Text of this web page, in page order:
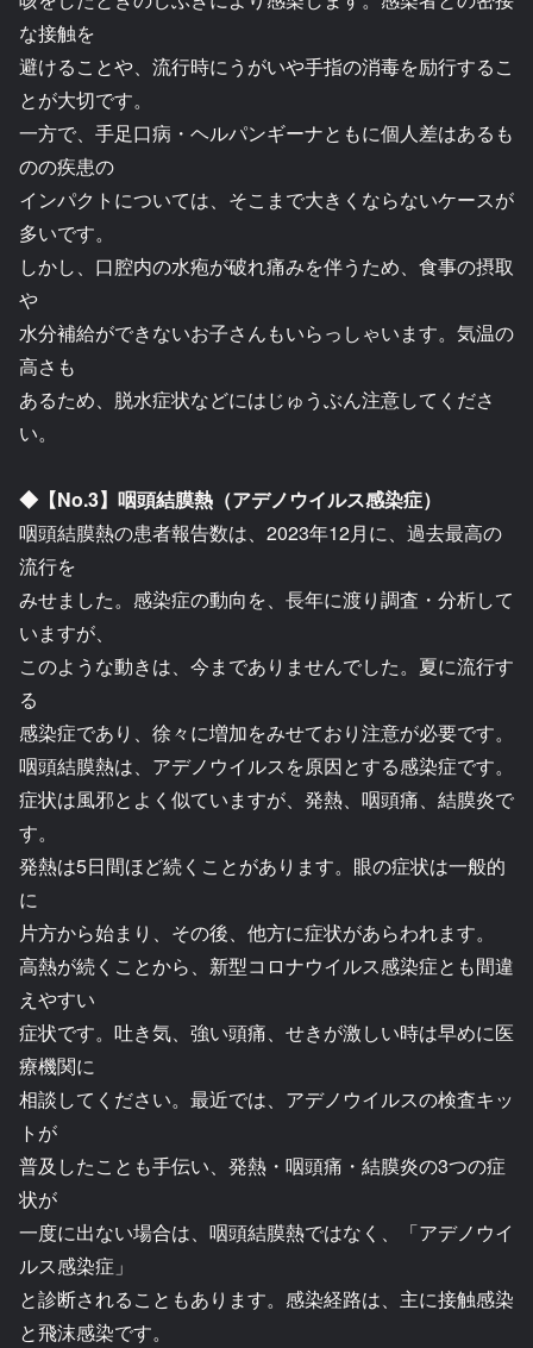
な接触を
避けることや、流行時にうがいや手指の消毒を励行するこ
とが大切です。
一方で、手足口病・ヘルパンギーナともに個人差はあるも
のの疾患の
インパクトについては、そこまで大きくならないケースが
多いです。
しかし、口腔内の水疱が破れ痛みを伴うため、食事の摂取
や
水分補給ができないお子さんもいらっしゃいます。気温の
高さも
あるため、脱水症状などにはじゅうぶん注意してくださ
い。
◆【No.3】咽頭結膜熱（アデノウイルス感染症）
咽頭結膜熱の患者報告数は、2023年12月に、過去最高の
流行を
みせました。感染症の動向を、長年に渡り調査・分析して
いますが、
このような動きは、今までありませんでした。夏に流行す
る
感染症であり、徐々に増加をみせており注意が必要です。
咽頭結膜熱は、アデノウイルスを原因とする感染症です。
症状は風邪とよく似ていますが、発熱、咽頭痛、結膜炎で
す。
発熱は5日間ほど続くことがあります。眼の症状は一般的
に
片方から始まり、その後、他方に症状があらわれます。
高熱が続くことから、新型コロナウイルス感染症とも間違
えやすい
症状です。吐き気、強い頭痛、せきが激しい時は早めに医
療機関に
相談してください。最近では、アデノウイルスの検査キッ
トが
普及したことも手伝い、発熱・咽頭痛・結膜炎の3つの症
状が
一度に出ない場合は、咽頭結膜熱ではなく、「アデノウイ
ルス感染症」
と診断されることもあります。感染経路は、主に接触感染
と飛沫感染です。